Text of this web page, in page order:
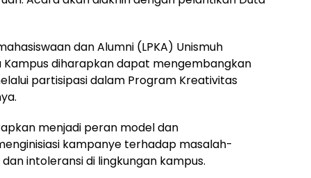
dan Alumni (LPKA) Unismuh
diharapkan dapat mengembangkan
partisipasi dalam Program Kreativitas
menjadi peran model dan
kampanye terhadap masalah-
intoleransi di lingkungan kampus.